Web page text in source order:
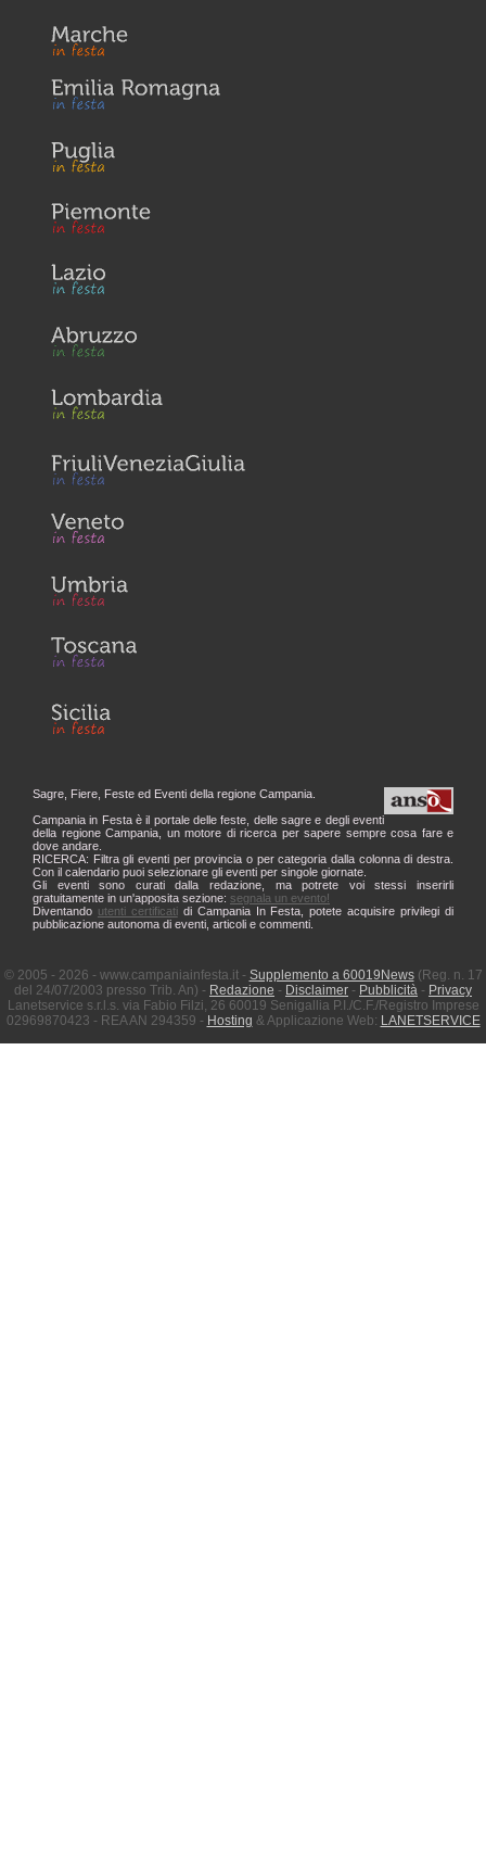
Sagre, Fiere, Feste ed Eventi della regione Campania.
Campania in Festa è il portale delle feste, delle sagre e degli eventi
della regione Campania, un motore di ricerca per sapere sempre cosa fare e
dove andare.
RICERCA: Filtra gli eventi per provincia o per categoria dalla colonna di destra.
Con il calendario puoi selezionare gli eventi per singole giornate.
Gli eventi sono curati dalla redazione, ma potrete voi stessi inserirli
gratuitamente in un'apposita sezione: segnala un evento!
Diventando utenti certificatidi Campania In Festa, potete acquisire privilegi di
pubblicazione autonoma di eventi, articoli e commenti.
© 2005 - 2026 - www.campaniainfesta.it - Supplemento a 60019News(Reg. n. 17
del 24/07/2003 presso Trib. An) - Redazione - Disclaimer - Pubblicità - Privacy
Lanetservice s.r.l.s. via Fabio Filzi, 26 60019 Senigallia P.I./C.F./Registro Imprese
02969870423 - REA AN 294359 - Hosting & Applicazione Web: LANETSERVICE